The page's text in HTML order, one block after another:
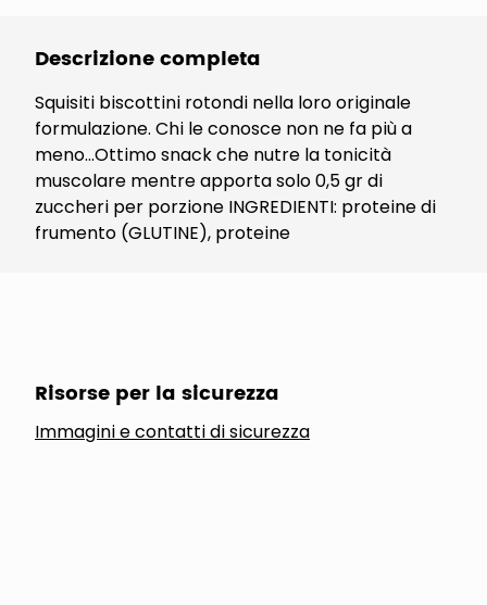
Descrizione completa
Squisiti biscottini rotondi nella loro originale
formulazione. Chi le conosce non ne fa più a
meno...Ottimo snack che nutre la tonicità
muscolare mentre apporta solo 0,5 gr di
zuccheri per porzione INGREDIENTI: proteine di
frumento (GLUTINE), proteine
Risorse per la sicurezza
Immagini e contatti di sicurezza